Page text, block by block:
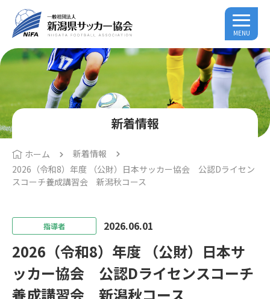
MENU
新着情報
ホーム
新着情報
2026（令和8）年度 （公財）日本サッカー協会 公認Dライセン
スコーチ養成講習会 新潟秋コース
指導者 2026.06.01
2026（令和8）年度 （公財）日本サ
ッカー協会 公認Dライセンスコーチ
養成講習会 新潟秋コース